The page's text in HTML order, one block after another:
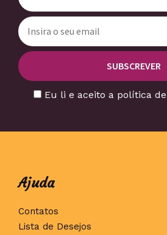
Eu li e aceito a política
Ajuda
Contatos
Lista de Desejos